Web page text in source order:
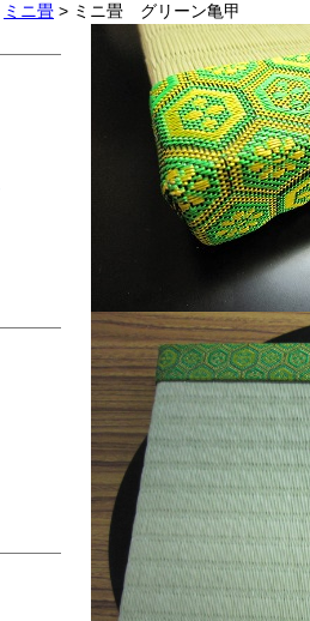
ミニ畳 > ミニ畳 グリーン亀甲